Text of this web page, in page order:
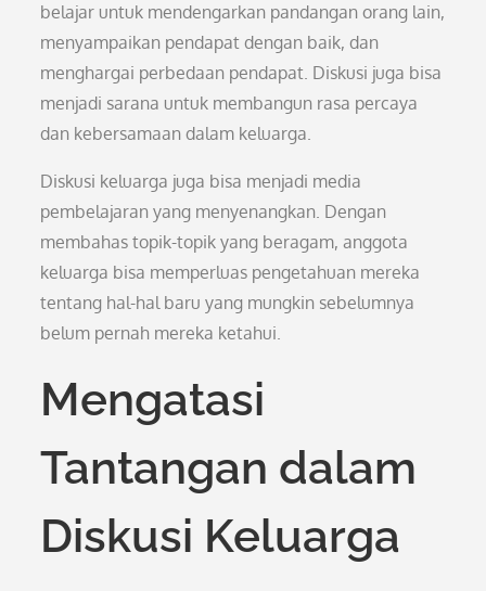
belajar untuk mendengarkan pandangan orang lain,
menyampaikan pendapat dengan baik, dan
menghargai perbedaan pendapat. Diskusi juga bisa
menjadi sarana untuk membangun rasa percaya
dan kebersamaan dalam keluarga.
Diskusi keluarga juga bisa menjadi media
pembelajaran yang menyenangkan. Dengan
membahas topik-topik yang beragam, anggota
keluarga bisa memperluas pengetahuan mereka
tentang hal-hal baru yang mungkin sebelumnya
belum pernah mereka ketahui.
Mengatasi
Tantangan dalam
Diskusi Keluarga